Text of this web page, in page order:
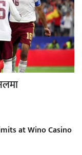
at Wino Casino